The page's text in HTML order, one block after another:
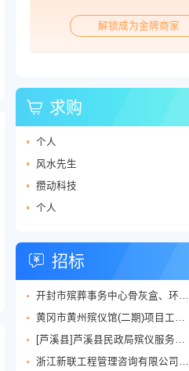
解锁成为金牌商家
求购
个人
风水先生
攒动科技
个人
招标
开封市殡葬事务中心骨灰盒、环保棺等丧葬用品供应商采购项目三标段招标公告
黄冈市黄州殡仪馆(二期)项目工程设计服务竞争性磋商征求意见公告
[芦溪县]芦溪县民政局殡仪服务劳务外包项目
浙江新联工程管理咨询有限公司关于嘉兴市公墓2026年度铜质逝者铭牌制作服务项目的竞争性磋商公告